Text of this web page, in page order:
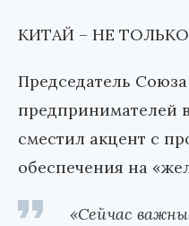
КИТАЙ – НЕ
Председатель
предпринимателей
сместил акцент с
обеспечения на
«Сейчас